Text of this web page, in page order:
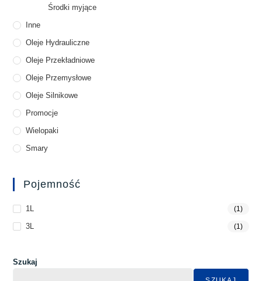
Środki myjące
Inne
Oleje Hydrauliczne
Oleje Przekładniowe
Oleje Przemysłowe
Oleje Silnikowe
Promocje
Wielopaki
Smary
Pojemność
1L (1)
3L (1)
Szukaj